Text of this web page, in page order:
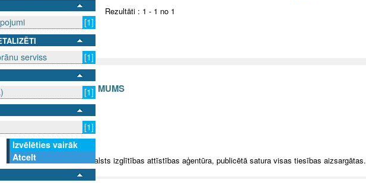
[1]
serviss [1]
[1]
[1]
Izvēlēties vairāk
Atcelt
Rezultāti : 1 - 1 no 1
SAZINIES AR MUMS
info@niid.lv
© 2025 Valsts izglītības attīstības aģentūra, publicētā satura visas tiesības aizsargātas.